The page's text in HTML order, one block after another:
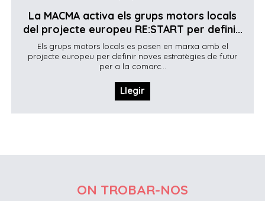
La MACMA activa els grups motors locals
del projecte europeu RE:START per defini...
Els grups motors locals es posen en marxa amb el
projecte europeu per definir noves estratègies de futur
per a la comarc...
Llegir
ON TROBAR-NOS